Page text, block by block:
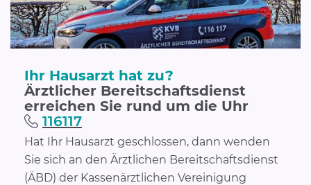
Ihr Hausarzt hat zu?
Ärztlicher Bereitschaftsdienst
erreichen Sie rund um die Uhr
116117
Hat Ihr Hausarzt geschlossen, dann wenden
Sie sich an den Ärztlichen Bereitschaftsdienst
(ÄBD) der Kassenärztlichen Vereinigung